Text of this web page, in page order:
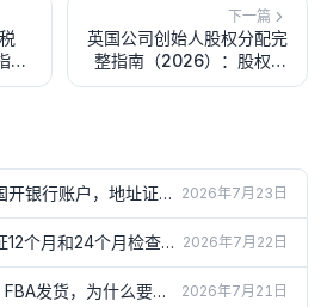
南
申
下一篇
英国公司创始人股权分配完
整指南（2026）：股权比
例设计、归属条款与常见错
开银行账户，地址证明
案（2026）
2026年7月23日
12个月和24个月检查
达标"？（2026）
2026年7月22日
发货，为什么要在
2026年7月21日